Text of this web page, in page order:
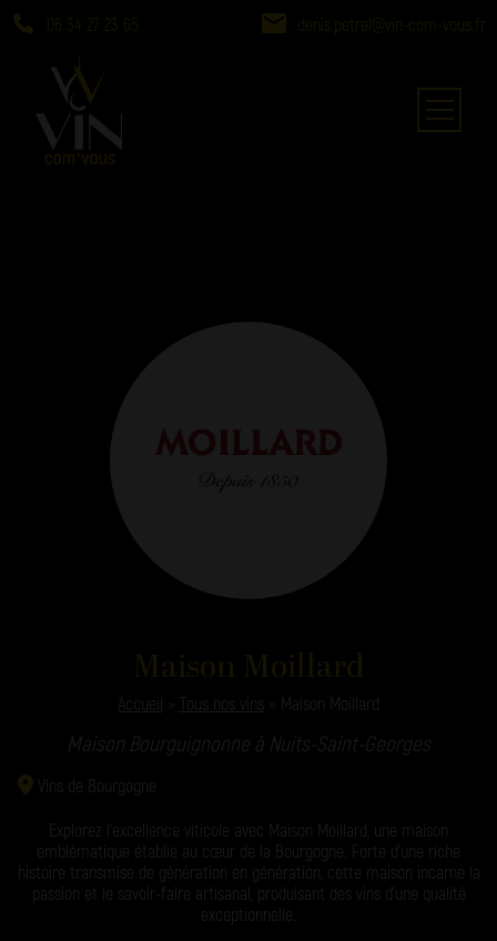
Accueil Tous nos vins Maison Moillard
Maison Bourguignonne à Nuits-Saint-Georges
Vins de Bourgogne
Explorez l’excellence viticole avec Maison Moillard, une maison
emblématique établie au cœur de la Bourgogne. Forte d’une riche
histoire transmise de génération en génération, cette maison incarne la
passion et le savoir-faire artisanal, produisant des vins d’une qualité
exceptionnelle.